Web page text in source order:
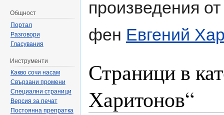
произведения
фен Евгений
Страници в
Харитонов“
Общност
Портал
Разговори
Гласувания
Инструменти
Какво сочи насам
Свързани промени
Специални страници
Версия за печат
Постоянна препратка